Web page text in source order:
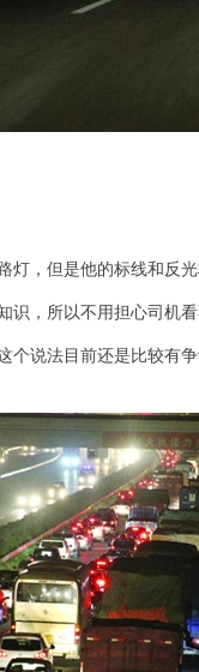
灯，但是他的标线和反
识，所以不用担心司机
个说法目前还是比较有